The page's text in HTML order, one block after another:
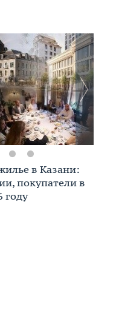
в Казани:
покупатели в
году